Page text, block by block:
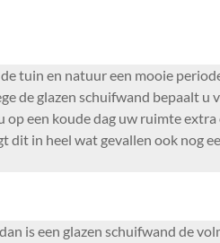
tuin en natuur een mooie
de glazen schuifwand bepaalt u
een koude dag uw ruimte extra
dit in heel wat gevallen ook nog
is een glazen schuifwand de